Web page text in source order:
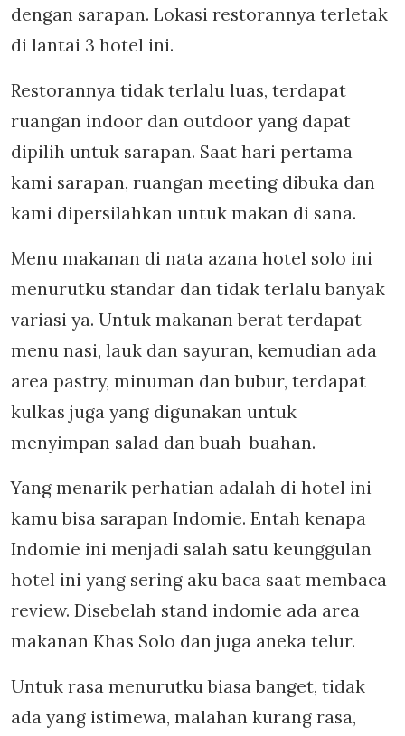
dengan sarapan. Lokasi restorannya terletak
di lantai 3 hotel ini.
Restorannya tidak terlalu luas, terdapat
ruangan indoor dan outdoor yang dapat
dipilih untuk sarapan. Saat hari pertama
kami sarapan, ruangan meeting dibuka dan
kami dipersilahkan untuk makan di sana.
Menu makanan di nata azana hotel solo ini
menurutku standar dan tidak terlalu banyak
variasi ya. Untuk makanan berat terdapat
menu nasi, lauk dan sayuran, kemudian ada
area pastry, minuman dan bubur, terdapat
kulkas juga yang digunakan untuk
menyimpan salad dan buah-buahan.
Yang menarik perhatian adalah di hotel ini
kamu bisa sarapan Indomie. Entah kenapa
Indomie ini menjadi salah satu keunggulan
hotel ini yang sering aku baca saat membaca
review. Disebelah stand indomie ada area
makanan Khas Solo dan juga aneka telur.
Untuk rasa menurutku biasa banget, tidak
ada yang istimewa, malahan kurang rasa,